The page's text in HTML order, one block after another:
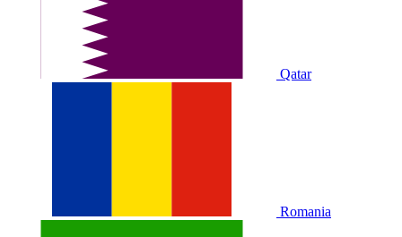
Qatar
Romania